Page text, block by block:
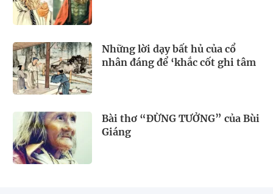
Những lời dạy bất hủ của cổ
nhân đáng để ‘khắc cốt ghi tâm
Bài thơ “ĐỪNG TƯỞNG” của Bùi
Giáng